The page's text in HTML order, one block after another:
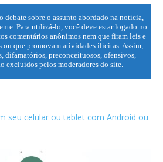
debate sobre o assunto abordado na notícia,
Para utilizá-lo, você deve estar logado no
comentários anônimos nem que firam leis e
ou que promovam atividades ilícitas. Assim,
difamatórios, preconceituosos, ofensivos,
excluídos pelos moderadores do site.